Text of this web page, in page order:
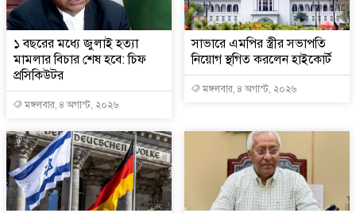
১ বছরের মধ্যে জুলাই হত্যা
মামলার বিচার শেষ হবে: চিফ
প্রসিকিউটর
মঙ্গলবার, ৪ অগাস্ট, ২০২৬
সাভারে এমপির স্ত্রীর সভাপতি
নিয়োগ স্থগিত করলেন হাইকোর্ট
মঙ্গলবার, ৪ অগাস্ট, ২০২৬